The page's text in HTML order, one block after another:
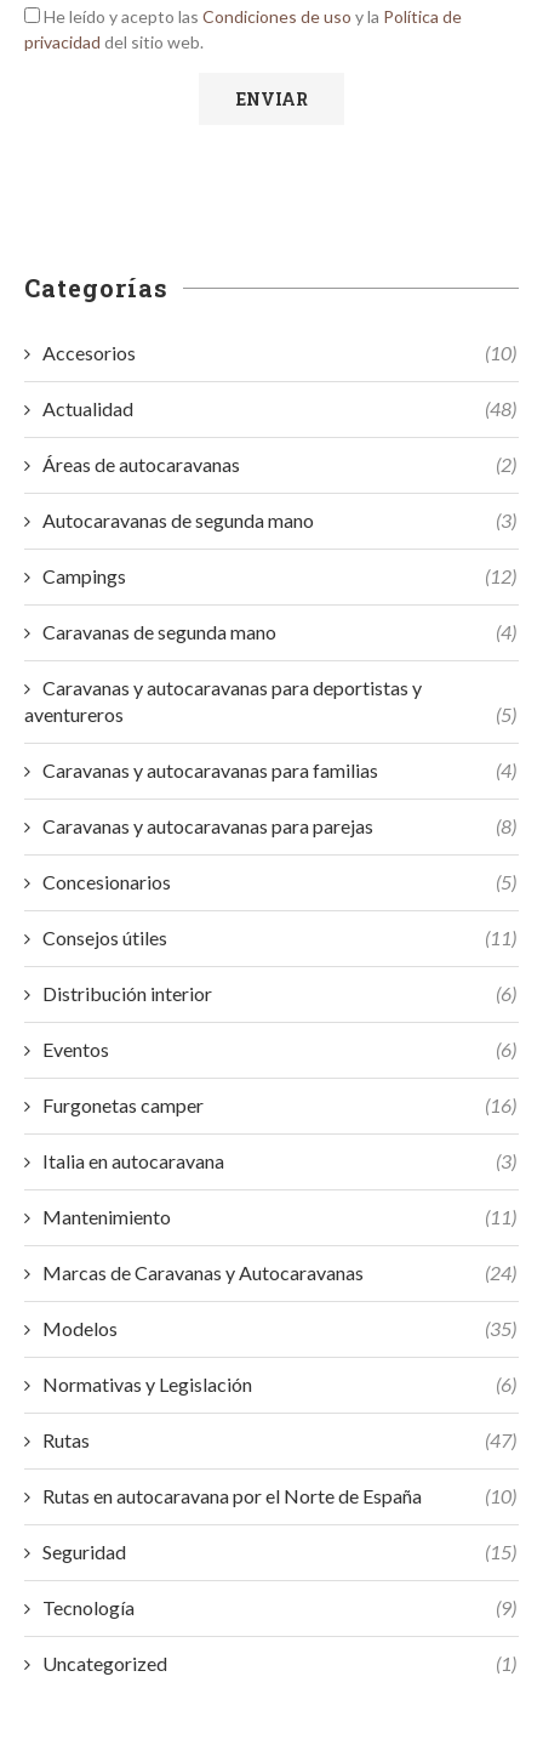
He leído y acepto las Condiciones de uso y la Política de
privacidad del sitio web.
Categorías
Accesorios (10)
Actualidad (48)
Áreas de autocaravanas (2)
Autocaravanas de segunda mano (3)
Campings (12)
Caravanas de segunda mano (4)
Caravanas y autocaravanas para deportistas y
aventureros
(5)
Caravanas y autocaravanas para familias (4)
Caravanas y autocaravanas para parejas (8)
Concesionarios (5)
Consejos útiles (11)
Distribución interior (6)
Eventos (6)
Furgonetas camper (16)
Italia en autocaravana (3)
Mantenimiento (11)
Marcas de Caravanas y Autocaravanas (24)
Modelos (35)
Normativas y Legislación (6)
Rutas (47)
Rutas en autocaravana por el Norte de España (10)
Seguridad (15)
Tecnología (9)
Uncategorized (1)